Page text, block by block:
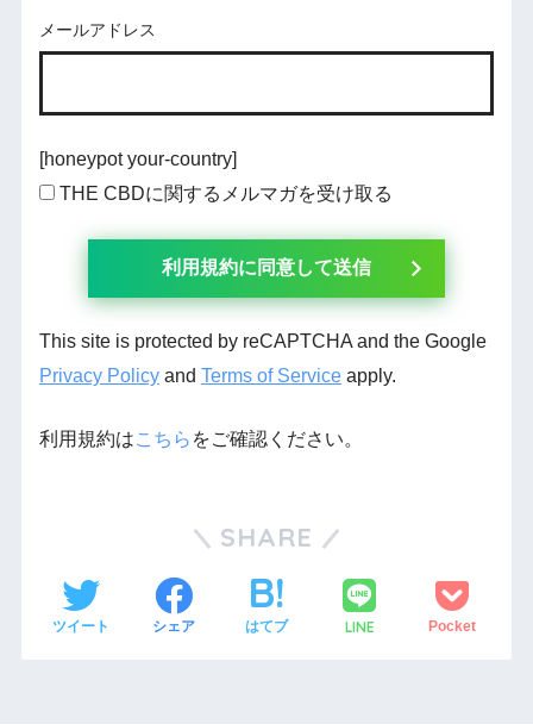
メールアドレス
[honeypot your-country]
THE CBDに関するメルマガを受け取る
This site is protected by reCAPTCHA and the Google
Privacy Policyand Terms of Serviceapply.
利用規約はこちら をご確認ください。
SHARE
ツイート シェア はてブ LINE Pocket